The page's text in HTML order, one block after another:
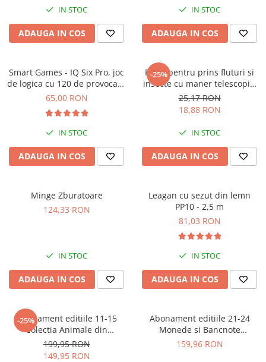
IN STOC
ADAUGA IN COS
IN STOC
ADAUGA IN COS
Smart Games - IQ Six Pro, joc
de logica cu 120 de provocari,
8+ ani
65,00 RON
IN STOC
ADAUGA IN COS
-25%
Plasa pentru prins fluturi si
insecte cu maner telescopic,
Keycraft, +6 ani
25,17 RON
18,88 RON
IN STOC
ADAUGA IN COS
Minge Zburatoare
124,33 RON
IN STOC
ADAUGA IN COS
Leagan cu sezut din lemn
PP10 - 2,5 m
81,03 RON
IN STOC
ADAUGA IN COS
-25%
Abonament editiile 11-15
Colectia Animale din
salbaticie
199,95 RON
149,95 RON
Abonament editiile 21-24
Monede si Bancnote
Autentice din toata lumea
159,96 RON